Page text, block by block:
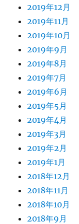
2019年12月
2019年11月
2019年10月
2019年9月
2019年8月
2019年7月
2019年6月
2019年5月
2019年4月
2019年3月
2019年2月
2019年1月
2018年12月
2018年11月
2018年10月
2018年9月